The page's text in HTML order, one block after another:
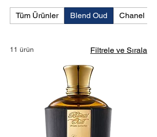
Tüm Ürünler Blend Oud Chanel
11 ürün Filtrele ve Sırala